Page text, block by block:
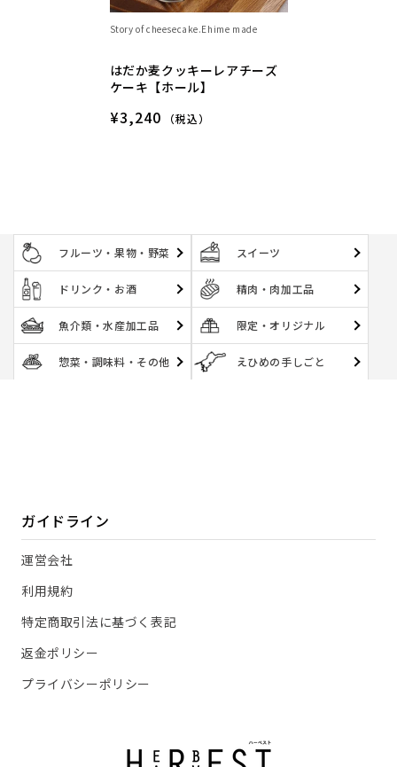
Story of cheesecake.Ehime made
はだか麦クッキーレアチーズ
ケーキ【ホール】
¥3,240 （税込）
フルーツ・果物・野菜 スイーツ
ドリンク・お酒 精肉・肉加工品
魚介類・水産加工品 限定・オリジナル
惣菜・調味料・その他 えひめの手しごと
ガイドライン
運営会社
利用規約
特定商取引法に基づく表記
返金ポリシー
プライバシーポリシー